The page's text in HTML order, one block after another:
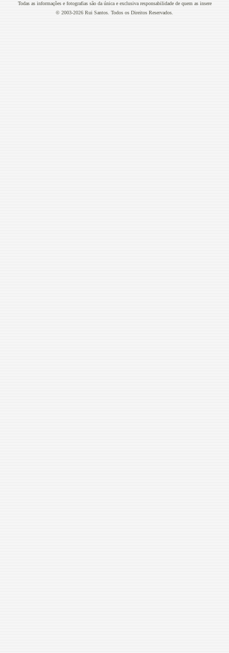
Todas as informações e fotografias são da única e exclusiva responsabilidade de quem as insere
© 2003-2026 Rui Santos. Todos os Direitos Reservados.